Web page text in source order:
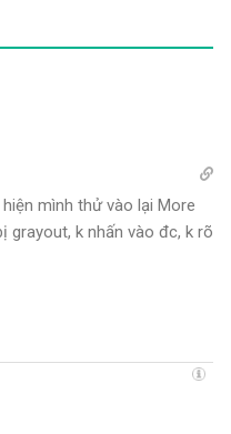
mình thử vào lại More
grayout, k nhấn vào đc, k rõ